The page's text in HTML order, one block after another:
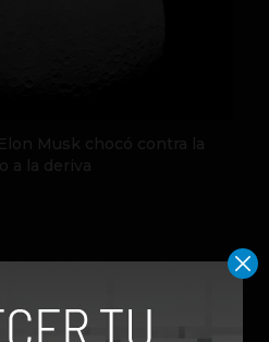
Musk chocó contra la
a la deriva